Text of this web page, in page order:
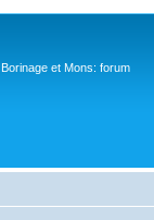
et Mons: forum